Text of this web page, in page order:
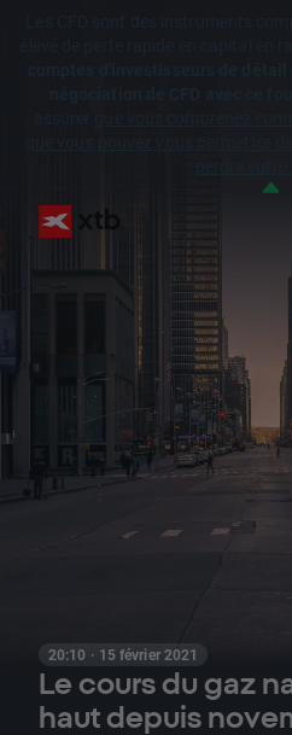
20:10 · 15 février 2021
Le cours du gaz
haut depuis